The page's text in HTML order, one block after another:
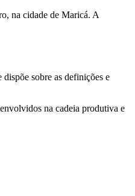
na cidade de Maricá. A
sobre as definições e
na cadeia produtiva e